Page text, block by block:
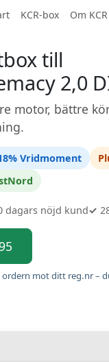
KCR-box Om KCR
till
2,0
motor, bättre
Vridmoment
dagars nöjd kund✓
mot ditt reg.nr –